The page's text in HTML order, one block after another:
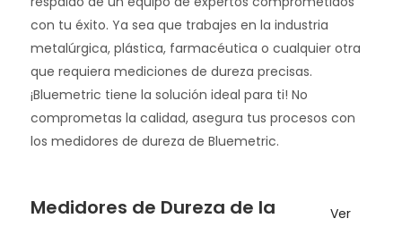
con tu éxito. Ya sea que trabajes en la industria
metalúrgica, plástica, farmacéutica o cualquier otra
que requiera mediciones de dureza precisas.
¡Bluemetric tiene la solución ideal para ti! No
comprometas la calidad, asegura tus procesos con
los medidores de dureza de Bluemetric.
Medidores de Dureza de la
Ver